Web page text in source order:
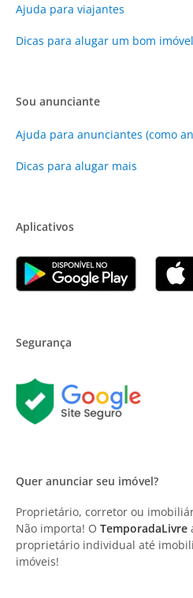
Ajuda para viajantes
Dicas para alugar um bom imóvel
Sou anunciante
Ajuda para anunciantes (como
Dicas para alugar mais
Aplicativos
Segurança
Quer anunciar seu imóvel?
Proprietário, corretor ou
Não importa! O TemporadaLivre
proprietário individual até
imóveis!